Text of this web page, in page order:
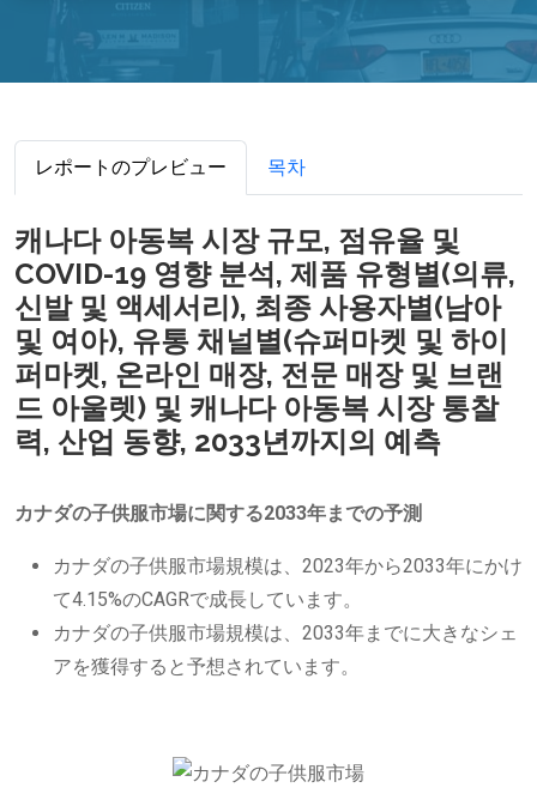
レポートのプレビュー 목차
캐나다 아동복 시장 규모, 점유율 및
COVID-19 영향 분석, 제품 유형별(의류,
신발 및 액세서리), 최종 사용자별(남아
및 여아), 유통 채널별(슈퍼마켓 및 하이
퍼마켓, 온라인 매장, 전문 매장 및 브랜
드 아울렛) 및 캐나다 아동복 시장 통찰
력, 산업 동향, 2033년까지의 예측
カナダの子供服市場に関する2033年までの予測
カナダの子供服市場規模は、2023年から2033年にかけ
て4.15%のCAGRで成長しています。
カナダの子供服市場規模は、2033年までに大きなシェ
アを獲得すると予想されています。